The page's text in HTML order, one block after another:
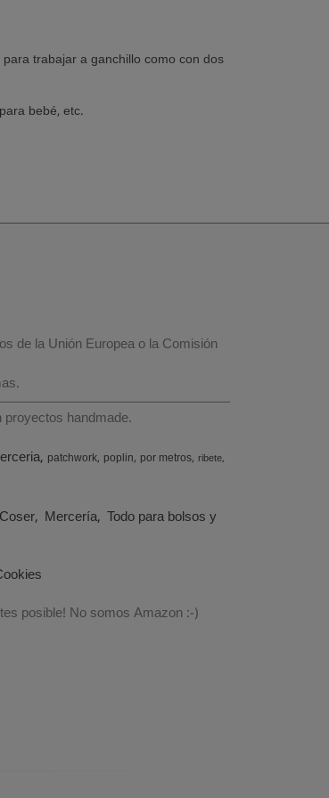
trabajar a ganchillo como con dos
bebé, etc.
de la Unión Europea o la Comisión
handmade.
patchwork poplin por metros ribete
Mercería Todo para bolsos y
posible! No somos Amazon :-)